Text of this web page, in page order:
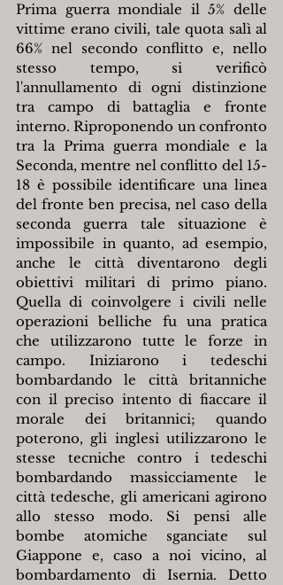
Prima guerra mondiale il 5% delle
vittime erano civili, tale quota salì al
66% nel secondo conflitto e, nello
stesso tempo, si verificò
l'annullamento di ogni distinzione
tra campo di battaglia e fronte
interno. Riproponendo un confronto
tra la Prima guerra mondiale e la
Seconda, mentre nel conflitto del 15-
18 è possibile identificare una linea
del fronte ben precisa, nel caso della
seconda guerra tale situazione è
impossibile in quanto, ad esempio,
anche le città diventarono degli
obiettivi militari di primo piano.
Quella di coinvolgere i civili nelle
operazioni belliche fu una pratica
che utilizzarono tutte le forze in
campo. Iniziarono i tedeschi
bombardando le città britanniche
con il preciso intento di fiaccare il
morale dei britannici; quando
poterono, gli inglesi utilizzarono le
stesse tecniche contro i tedeschi
bombardando massicciamente le
città tedesche, gli americani agirono
allo stesso modo. Si pensi alle
bombe atomiche sganciate sul
Giappone e, caso a noi vicino, al
bombardamento di Isernia. Detto